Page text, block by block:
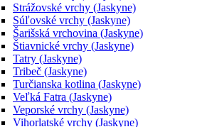
Strážovské vrchy (Jaskyne)
Súľovské vrchy (Jaskyne)
Šarišská vrchovina (Jaskyne)
Štiavnické vrchy (Jaskyne)
Tatry (Jaskyne)
Tribeč (Jaskyne)
Turčianska kotlina (Jaskyne)
Veľká Fatra (Jaskyne)
Veporské vrchy (Jaskyne)
Vihorlatské vrchy (Jaskyne)